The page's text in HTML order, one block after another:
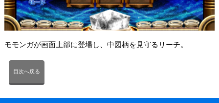
モモンガが画面上部に登場し、中図柄を見守るリーチ。
目次へ戻る